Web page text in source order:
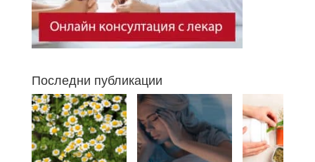
Последни публикации